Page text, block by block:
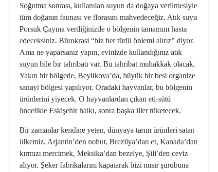
Soğutma sonrası, kullanılan suyun da doğaya verilmesiyle
tüm doğanın faunası ve florasını mahvedeceğiz. Atık suyu
Porsuk Çayına verdiğinizde o bölgenin tamamını hasta
edeceksiniz. Bürokrasi “biz her türlü önlemi alırız” diyor.
Ama ne yaparsanız yapın, evinizde kullandığınız atık
suyun bile bir tahribatı var. Bu tahribat muhakkak olacak.
Yakın bir bölgede, Beylikova’da, büyük bir besi organize
sanayi bölgesi yapılıyor. Oradaki hayvanlar, bu bölgenin
ürünlerini yiyecek. O hayvanlardan çıkan eti-sütü
öncelikle Eskişehir halkı, sonra başka iller tüketecek.
Bir zamanlar kendine yeten, dünyaya tarım ürünleri satan
ülkemiz, Arjantin’den nohut, Brezilya’dan et, Kanada’dan
kırmızı mercimek, Meksika’dan bezelye, Şili’den ceviz
alıyor. Şeker fabrikalarını kapatarak bizi mısır şurubuna